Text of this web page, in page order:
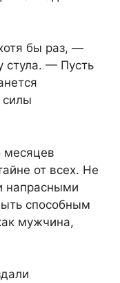
бы раз, —
стула. — Пусть
месяцев
от всех. Не
напрасными
способным
мужчина,